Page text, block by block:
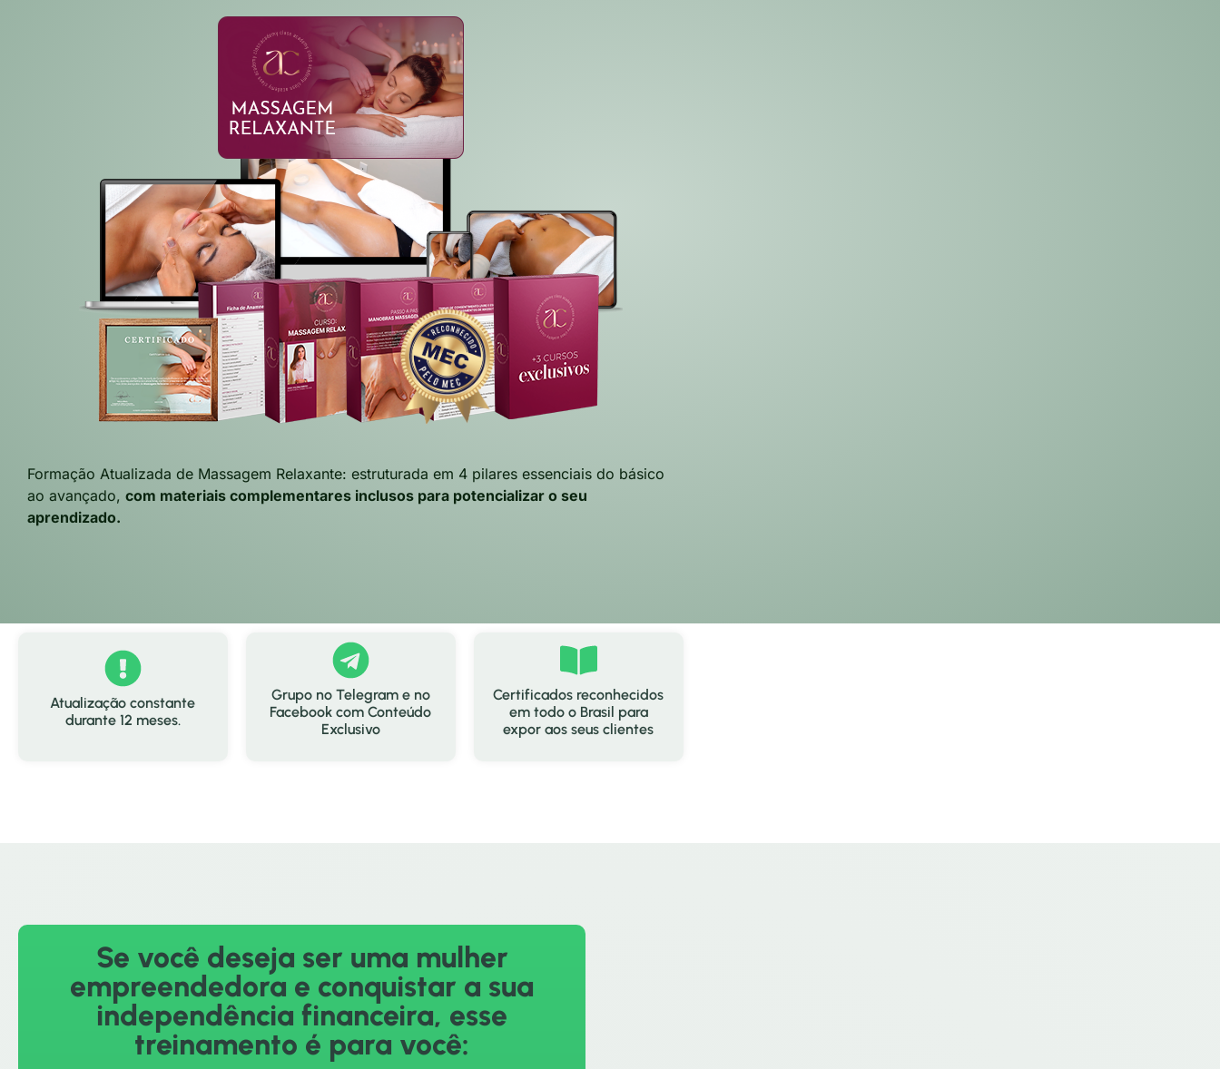
Formação Atualizada de Massagem Relaxante: estruturada em 4 pilares essenciais do básico
ao avançado, com materiais complementares inclusos para potencializar o seu
aprendizado.
Atualização constante
durante 12 meses.
Grupo no Telegram e no
Facebook com Conteúdo
Exclusivo
Certificados reconhecidos
em todo o Brasil para
expor aos seus clientes
Se você deseja ser uma mulher
empreendedora e conquistar a sua
independência financeira, esse
treinamento é para você: